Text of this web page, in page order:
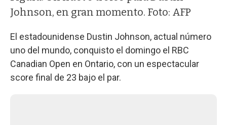
Johnson, en gran momento. Foto: AFP
El estadounidense Dustin Johnson, actual número
uno del mundo, conquisto el domingo el RBC
Canadian Open en Ontario, con un espectacular
score final de 23 bajo el par.